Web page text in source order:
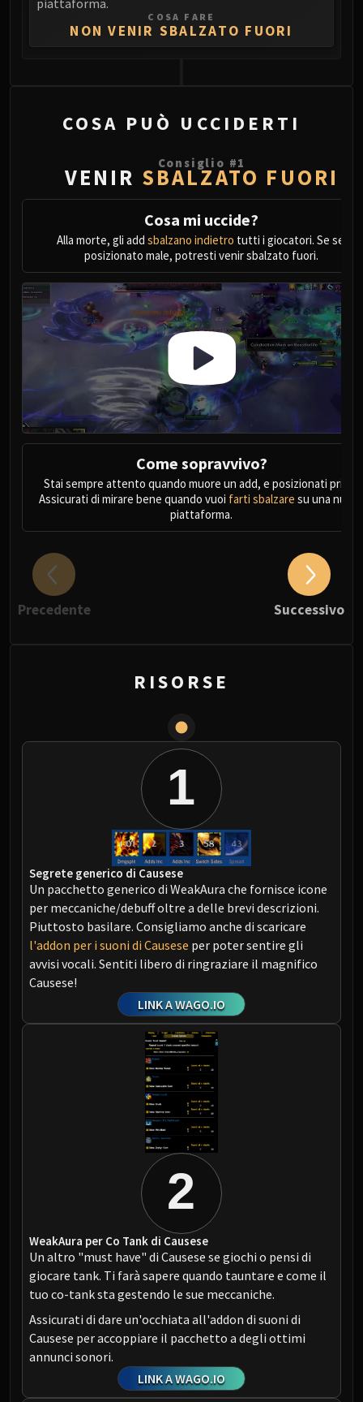
Mimiron
Freya
Yogg-Saron
RESOURCES
Addons
Weakauras
Streamers By Class
Mythic+ Streamers
Raid Streamers
Recommended Websites
piattaforma.
COSA FARE
NON VENIR SBALZATO FUORI
COSA PUÒ UCCIDERTI
Consiglio #1
VENIR SBALZATO FUORI
Cosa mi uccide?
Alla morte, gli add sbalzano indietro tutti i giocatori. Se sei
posizionato male, potresti venir sbalzato fuori.
Come sopravvivo?
Stai sempre attento quando muore un add, e posizionati prima.
Assicurati di mirare bene quando vuoi farti sbalzare su una
piattaforma.
Precedente Successivo
RISORSE
1
Segrete generico di Causese
Un pacchetto generico di WeakAura che fornisce icone
per meccaniche/debuff oltre a delle brevi descrizioni.
Piuttosto basilare. Consigliamo anche di scaricare
l'addon per i suoni di Causese per poter sentire gli
avvisi vocali. Sentiti libero di ringraziare il magnifico
Causese!
LINK A WAGO.IO
2
WeakAura per Co Tank di Causese
Un altro "must have" di Causese se giochi o pensi di
giocare tank. Ti farà sapere quando tauntare e come il
tuo co-tank sta gestendo le sue meccaniche.
Assicurati di dare un'occhiata all'addon di suoni di
Causese per accoppiare il pacchetto a degli ottimi
annunci sonori.
LINK A WAGO.IO